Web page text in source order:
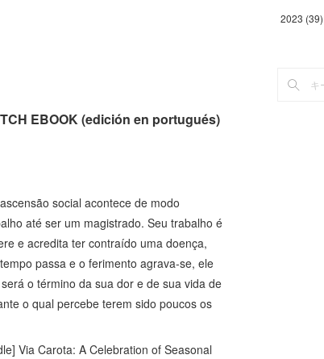
EBOOK (edición en portugués)
social acontece de modo
até ser um magistrado. Seu trabalho é
e acredita ter contraído uma doença,
passa e o ferimento agrava-se, ele
o término da sua dor e de sua vida de
o qual percebe terem sido poucos os
Via Carota: A Celebration of Seasonal
(48
2023 (39)
(